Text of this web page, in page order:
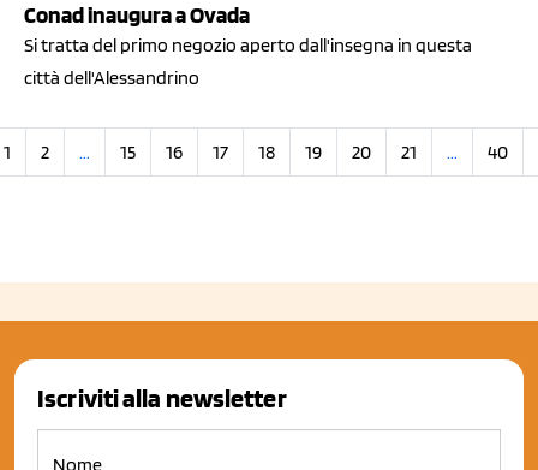
Conad inaugura a Ovada
Si tratta del primo negozio aperto dall'insegna in questa
città dell'Alessandrino
1 2 ... 15 16 17 18 19 20 21 ... 40
Iscriviti alla newsletter